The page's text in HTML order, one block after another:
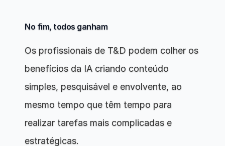
No fim, todos ganham
Os profissionais de T&D podem colher os
benefícios da IA ​​criando conteúdo
simples, pesquisável e envolvente, ao
mesmo tempo que têm tempo para
realizar tarefas mais complicadas e
estratégicas.